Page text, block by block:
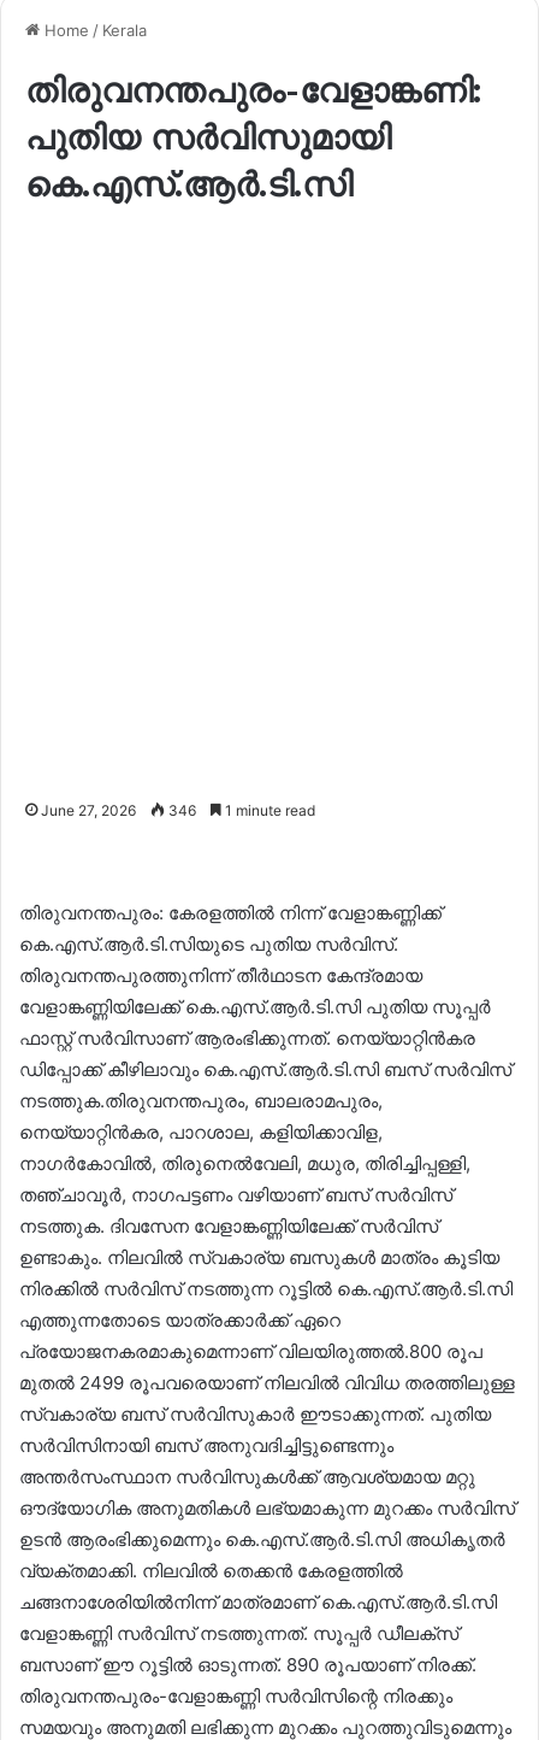
Home / Kerala
തിരുവനന്തപുരം-വേളാങ്കണി:
പുതിയ സർവിസുമായി
കെ.എസ്.ആർ.ടി.സി
June 27, 2026 346 1 minute read
തിരുവനന്തപുരം: കേരളത്തിൽ നിന്ന് വേളാങ്കണ്ണിക്ക്
കെ.എസ്.ആർ.ടി.സിയുടെ പുതിയ സർവിസ്.
തിരുവനന്തപുരത്തുനിന്ന് തീർഥാടന കേന്ദ്രമായ
വേളാങ്കണ്ണിയിലേക്ക് കെ.എസ്.ആർ.ടി.സി പുതിയ സൂപ്പർ
ഫാസ്റ്റ് സർവിസാണ് ആരംഭിക്കുന്നത്. നെയ്യാറ്റിൻകര
ഡിപ്പോക്ക് കീഴിലാവും കെ.എസ്.ആർ.ടി.സി ബസ് സർവിസ്
നടത്തുക.തിരുവനന്തപുരം, ബാലരാമപുരം,
നെയ്യാറ്റിൻകര, പാറശാല, കളിയിക്കാവിള,
നാഗർകോവിൽ, തിരുനെൽവേലി, മധുര, തിരിച്ചിപ്പള്ളി,
തഞ്ചാവൂർ, നാഗപട്ടണം വഴിയാണ് ബസ് സർവിസ്
നടത്തുക. ദിവസേന വേളാങ്കണ്ണിയിലേക്ക് സർവിസ്
ഉണ്ടാകും. നിലവിൽ സ്വകാര്യ ബസുകൾ മാത്രം കൂടിയ
നിരക്കിൽ സർവിസ് നടത്തുന്ന റൂട്ടിൽ കെ.എസ്.ആർ.ടി.സി
എത്തുന്നതോടെ യാത്രക്കാർക്ക് ഏറെ
പ്രയോജനകരമാകുമെന്നാണ് വിലയിരുത്തൽ.800 രൂപ
മുതൽ 2499 രൂപവരെയാണ് നിലവിൽ വിവിധ തരത്തിലുള്ള
സ്വകാര്യ ബസ് സർവിസുകാർ ഈടാക്കുന്നത്. പുതിയ
സർവിസിനായി ബസ് അനുവദിച്ചിട്ടുണ്ടെന്നും
അന്തർസംസ്ഥാന സർവിസുകൾക്ക് ആവശ്യമായ മറ്റു
ഔദ്യോഗിക അനുമതികൾ ലഭ്യമാകുന്ന മുറക്കം സർവിസ്
ഉടൻ ആരംഭിക്കുമെന്നും കെ.എസ്.ആർ.ടി.സി അധികൃതർ
വ്യക്തമാക്കി. നിലവിൽ തെക്കൻ കേരളത്തിൽ
ചങ്ങനാശേരിയിൽനിന്ന് മാത്രമാണ് കെ.എസ്.ആർ.ടി.സി
വേളാങ്കണ്ണി സർവിസ് നടത്തുന്നത്. സൂപ്പർ ഡീലക്സ്
ബസാണ് ഈ റൂട്ടിൽ ഓടുന്നത്. 890 രൂപയാണ് നിരക്ക്.
തിരുവനന്തപുരം-വേളാങ്കണ്ണി സർവിസിന്റെ നിരക്കും
സമയവും അനുമതി ലഭിക്കുന്ന മുറക്കം പുറത്തുവിടുമെന്നും